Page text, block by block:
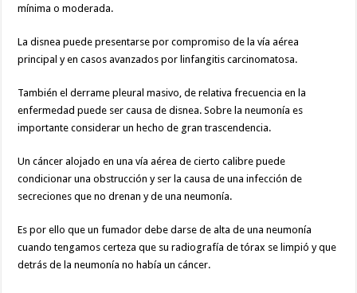
mínima o moderada.
La disnea puede presentarse por compromiso de la vía aérea
principal y en casos avanzados por linfangitis carcinomatosa.
También el derrame pleural masivo, de relativa frecuencia en la
enfermedad puede ser causa de disnea. Sobre la neumonía es
importante considerar un hecho de gran trascendencia.
Un cáncer alojado en una vía aérea de cierto calibre puede
condicionar una obstrucción y ser la causa de una infección de
secreciones que no drenan y de una neumonía.
Es por ello que un fumador debe darse de alta de una neumonía
cuando tengamos certeza que su radiografía de tórax se limpió y que
detrás de la neumonía no había un cáncer.